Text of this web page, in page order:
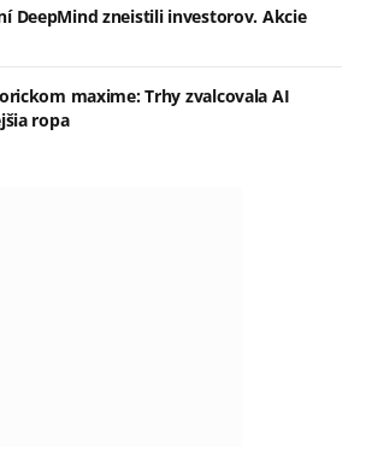
DeepMind zneistili investorov. Akcie
maxime: Trhy zvalcovala AI
ropa